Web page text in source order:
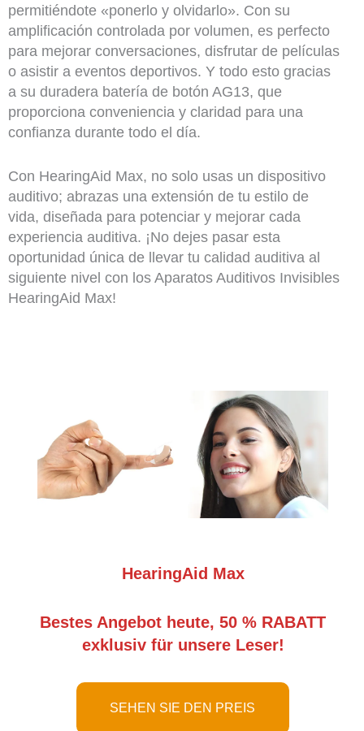
permitiéndote «ponerlo y olvidarlo». Con su
amplificación controlada por volumen, es perfecto
para mejorar conversaciones, disfrutar de películas
o asistir a eventos deportivos. Y todo esto gracias
a su duradera batería de botón AG13, que
proporciona conveniencia y claridad para una
confianza durante todo el día.
Con HearingAid Max, no solo usas un dispositivo
auditivo; abrazas una extensión de tu estilo de
vida, diseñada para potenciar y mejorar cada
experiencia auditiva. ¡No dejes pasar esta
oportunidad única de llevar tu calidad auditiva al
siguiente nivel con los Aparatos Auditivos Invisibles
HearingAid Max!
HearingAid Max
Bestes Angebot heute, 50 % RABATT
exklusiv für unsere Leser!
SEHEN SIE DEN PREIS